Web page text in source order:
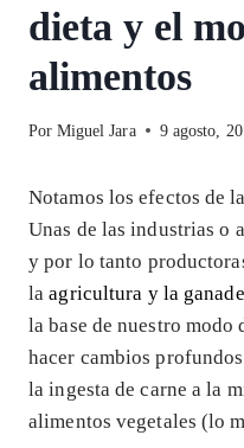
dieta y el
alimentos
Por Miguel Jara 9 agosto,
Notamos los efectos de la
Unas de las industrias o
y por lo tanto
laagricultura y la
la base de nuestro modo
hacer cambios
la ingesta de carne a la
alimentos vegetales (lo